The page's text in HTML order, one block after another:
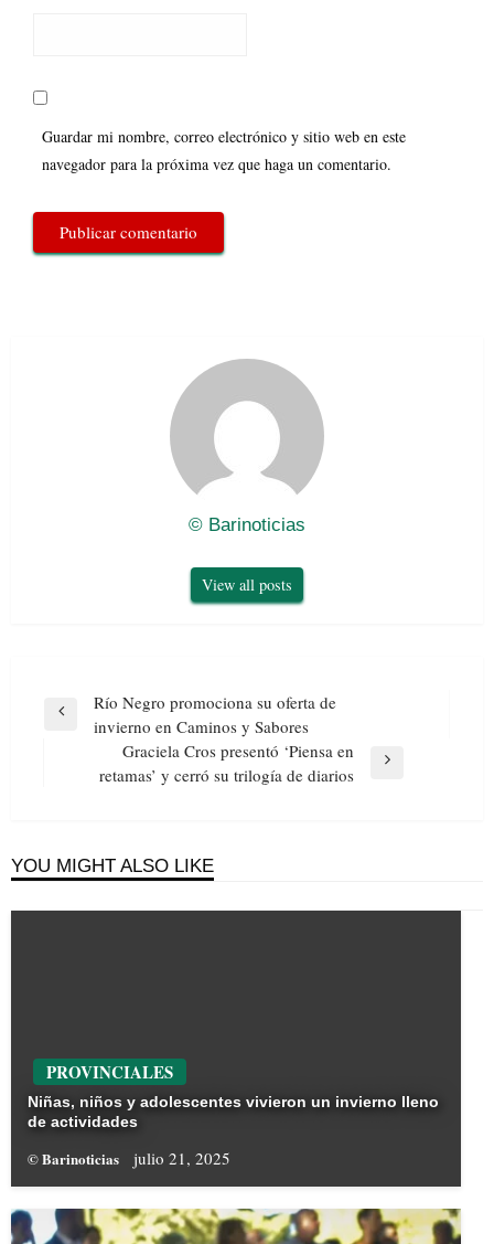
Guardar mi nombre, correo electrónico y sitio web en este
navegador para la próxima vez que haga un comentario.
© Barinoticias
View all posts
Navegación
Previous
Río Negro promociona su oferta de
invierno en Caminos y Sabores
Graciela Cros presentó ‘Piensa en
retamas’ y cerró su trilogía de diarios
YOU MIGHT ALSO LIKE
PROVINCIALES
Niñas, niños y adolescentes vivieron un invierno lleno
de actividades
© Barinoticias julio 21, 2025